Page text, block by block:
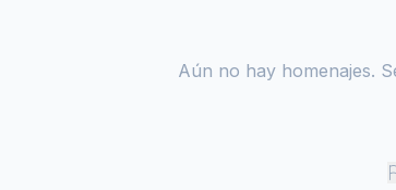
Aún no hay homenajes.